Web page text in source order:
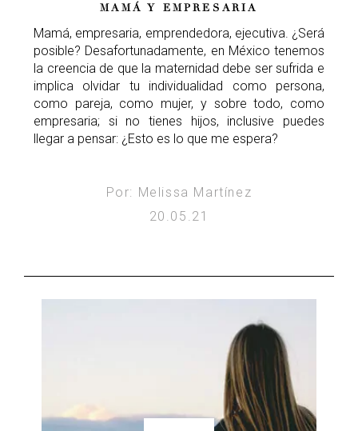
MAMÁ Y EMPRESARIA
Mamá, empresaria, emprendedora, ejecutiva. ¿Será
posible? Desafortunadamente, en México tenemos
la creencia de que la maternidad debe ser sufrida e
implica olvidar tu individualidad como persona,
como pareja, como mujer, y sobre todo, como
empresaria; si no tienes hijos, inclusive puedes
llegar a pensar: ¿Esto es lo que me espera?
Por: Melissa Martínez
20.05.21